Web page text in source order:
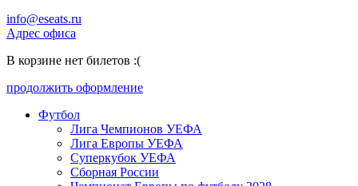
info@eseats.ru
Адрес офиса
В корзине нет билетов :(
продолжить оформление
Футбол
Лига Чемпионов УЕФА
Лига Европы УЕФА
Суперкубок УЕФА
Сборная России